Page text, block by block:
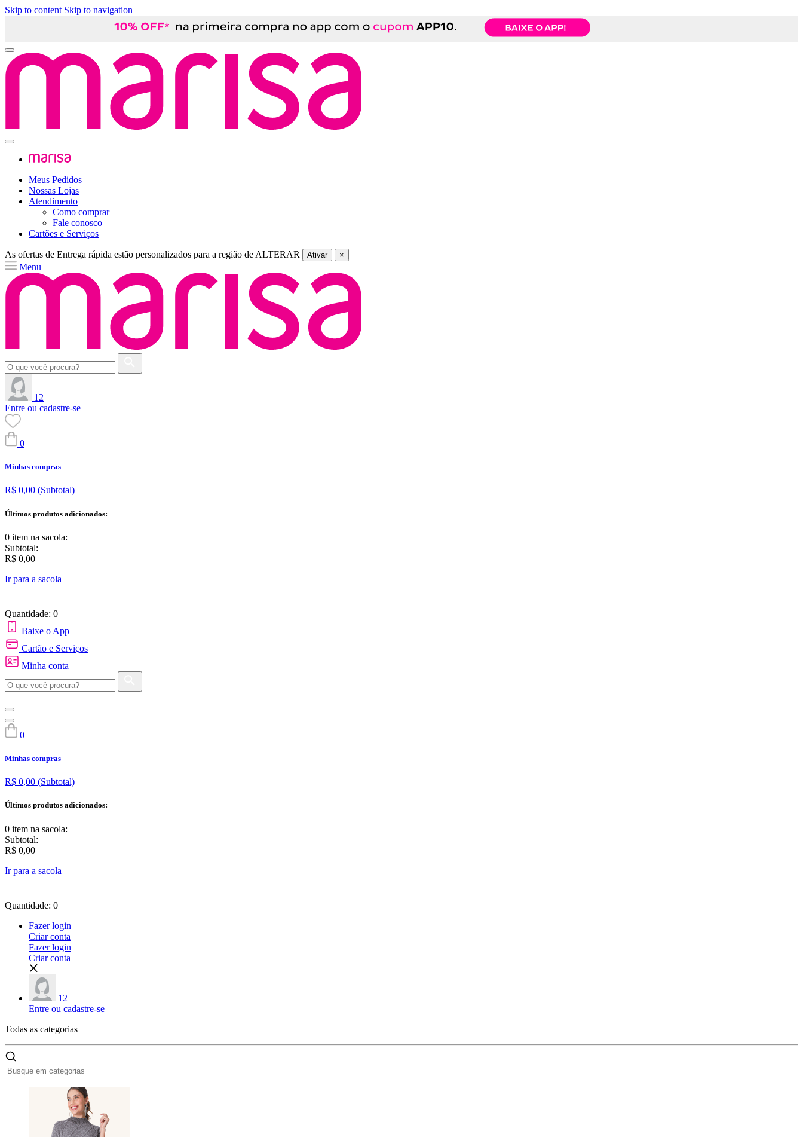
Skip to content Skip to navigation
Meus Pedidos
Nossas Lojas
Atendimento
Como comprar
Fale conosco
Cartões e Serviços
As ofertas de Entrega rápida estão personalizados para a região de ALTERAR Ativar ×
Menu
12
Entre ou cadastre-se
0
Minhas compras
R$ 0,00 (Subtotal)
Últimos produtos adicionados:
0 item na sacola:
Subtotal:
R$ 0,00
Ir para a sacola
Quantidade: 0
Baixe o App
Cartão e Serviços
Minha conta
0
Minhas compras
R$ 0,00 (Subtotal)
Últimos produtos adicionados:
0 item na sacola:
Subtotal:
R$ 0,00
Ir para a sacola
Quantidade: 0
Fazer login
Criar conta
Fazer login
Criar conta
12
Entre ou cadastre-se
Todas as categorias